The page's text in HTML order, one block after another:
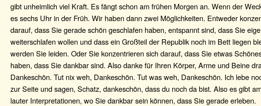
gibt unheimlich viel Kraft. Es fängt schon am frühen Morgen an. Wenn der
es sechs Uhr in der Früh. Wir haben dann zwei Möglichkeiten. Entweder
darauf, dass Sie gerade schön geschlafen haben, entspannt sind, dass Sie
weiterschlafen wollen und dass ein Großteil der Republik noch im Bett liegen
werden Sie leiden. Oder Sie konzentrieren sich darauf, dass Sie etwas
haben, dass Sie dankbar sind. Also danke für Ihren Körper, Arme und Beine
Dankeschön. Tut nix weh, Dankeschön. Tut was weh, Dankeschön. Ich lebe
zur Seite und sagen, Schatz, dankeschön, dass du noch da bist. Also es gibt
lauter Interpretationen, wo Sie dankbar sein können, dass Sie gerade erleben.